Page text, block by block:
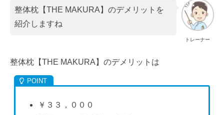
トレーナー
整体枕【THE MAKURA】のデメリットを
紹介しますね
整体枕【THE MAKURA】のデメリットは
￥３３，０００